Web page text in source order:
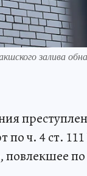
залива
по ч. 4 ст.
повлекшее по